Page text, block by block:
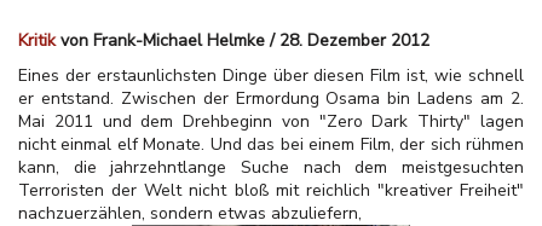
Kritikvon Frank-Michael Helmke / 28. Dezember 2012
Eines der erstaunlichsten Dinge über diesen Film ist, wie schnell
er entstand. Zwischen der Ermordung Osama bin Ladens am 2.
Mai 2011 und dem Drehbeginn von "Zero Dark Thirty" lagen
nicht einmal elf Monate. Und das bei einem Film, der sich rühmen
kann, die jahrzehntlange Suche nach dem meistgesuchten
Terroristen der Welt nicht bloß mit reichlich "kreativer Freiheit"
nachzuerzählen, sondern etwas abzuliefern,